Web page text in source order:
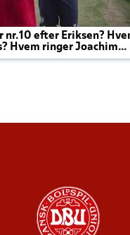
nr.10 efter Eriksen?
Hvem ringer Joachim